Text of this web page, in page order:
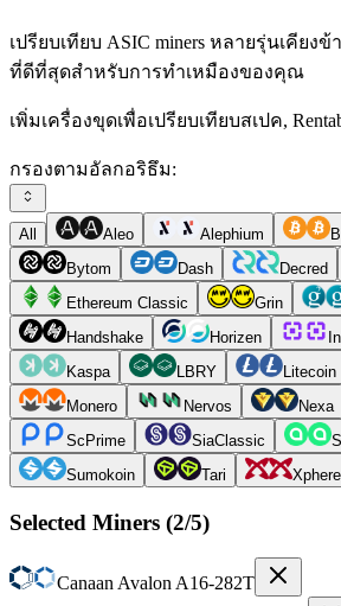
เปรียบเทียบ ASIC miners หลายรุ่นเคียง
ที่ดีที่สุดสำหรับการทำเหมืองของคุณ
เพิ่มเครื่องขุดเพื่อเปรียบเทียบสเปค,
กรองตามอัลกอริธึม:
All Aleo Alephium
Bytom
Dash Decred
Ethereum Classic
Grin
Handshake
Horizen
Kaspa
LBRY Litecoin
Monero
Nervos Nexa
ScPrime
SiaClassic
Sumokoin
Tari Xphere
Selected Miners (2/5)
Canaan Avalon A16-282T